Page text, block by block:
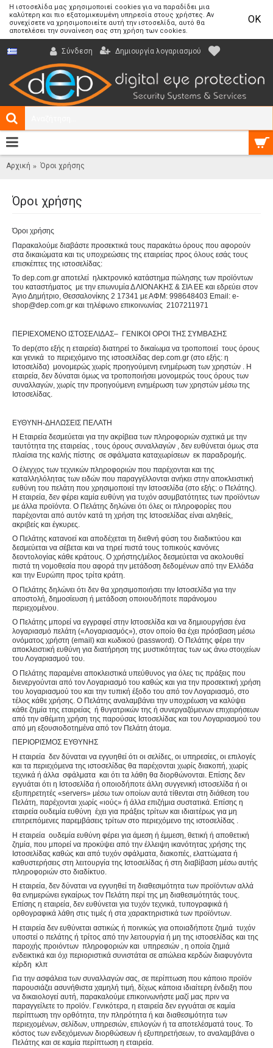
Η ιστοσελίδα μας χρησιμοποιεί cookies για να παραδίδει μια
καλύτερη και πιο εξατομικευμένη υπηρεσία στους χρήστες. Αν
συνεχίσετε να χρησιμοποιείτε αυτή την ιστοσελίδα, αυτό θα
αποτελέσει την συναίνεση σας στη χρήση των cookies.
OK
Σύνδεση Δημιουργία λογαριασμού
Αρχική Όροι χρήσης
Όροι χρήσης
Όροι χρήσης
Παρακαλούμε διαβάστε προσεκτικά τους παρακάτω όρους που αφορούν
στα δικαιώματα και τις υποχρεώσεις της εταιρείας προς όλους εσάς τους
επισκέπτες της ιστοσελίδας:
Το dep.com.gr αποτελεί ηλεκτρονικό κατάστημα πώλησης των προϊόντων
του καταστήματος με την επωνυμία Δ ΛΙΟΝΑΚΗΣ & ΣΙΑ ΕΕ και εδρεύει στον
Άγιο Δημήτριο, Θεσσαλονίκης 2 17341 με ΑΦΜ: 998648403 Email: e-
shop@dep.com.gr και τηλέφωνο επικοινωνίας 2107211971
ΠΕΡΙΕΧΟΜΕΝΟ ΙΣΤΟΣΕΛΙΔΑΣ– ΓΕΝΙΚΟΙ ΟΡΟΙ ΤΗΣ ΣΥΜΒΑΣΗΣ
Το dep(στο εξής η εταιρεία) διατηρεί το δικαίωμα να τροποποιεί τους όρους
και γενικά το περιεχόμενο της ιστοσελίδας dep.com.gr (στο εξής: η
Ιστοσελίδα) μονομερώς χωρίς προηγούμενη ενημέρωση των χρηστών . Η
εταιρεία, δεν δύναται όμως να τροποποιήσει μονομερώς τους όρους των
συναλλαγών, χωρίς την προηγούμενη ενημέρωση των χρηστών μέσω της
Ιστοσελίδας.
ΕΥΘΥΝΗ-ΔΗΛΩΣΕΙΣ ΠΕΛΑΤΗ
Η Εταιρεία δεσμεύεται για την ακρίβεια των πληροφοριών σχετικά με την
ταυτότητα της εταιρείας , τους όρους συναλλαγών , δεν ευθύνεται όμως στα
πλαίσια της καλής πίστης σε σφάλματα καταχωρίσεων εκ παραδρομής.
Ο έλεγχος των τεχνικών πληροφοριών που παρέχονται και της
καταλληλόλητας των ειδών που παραγγέλλονται ανήκει στην αποκλειστική
ευθύνη του πελάτη που χρησιμοποιεί την Ιστοσελίδα (στο εξής: ο Πελάτης).
Η εταιρεία, δεν φέρει καμία ευθύνη για τυχόν ασυμβατότητες των προϊόντων
με άλλα προϊόντα. Ο Πελάτης δηλώνει ότι όλες οι πληροφορίες που
παρέχονται από αυτόν κατά τη χρήση της Ιστοσελίδας είναι αληθείς,
ακριβείς και έγκυρες.
Ο Πελάτης κατανοεί και αποδέχεται τη διεθνή φύση του διαδικτύου και
δεσμεύεται να σέβεται και να τηρεί πιστά τους τοπικούς κανόνες
δεοντολογίας κάθε κράτους. Ο χρήστης/μέλος δεσμεύεται να ακολουθεί
πιστά τη νομοθεσία που αφορά την μετάδοση δεδομένων από την Ελλάδα
και την Ευρώπη προς τρίτα κράτη.
Ο Πελάτης δηλώνει ότι δεν θα χρησιμοποιήσει την Ιστοσελίδα για την
αποστολή, δημοσίευση ή μετάδοση οποιουδήποτε παράνομου
περιεχομένου.
O Πελάτης μπορεί να εγγραφεί στην Ιστοσελίδα και να δημιουργήσει ένα
λογαριασμό πελάτη («Λογαριασμός»), στον οποίο θα έχει πρόσβαση μέσω
ονόματος χρήστη (email) και κωδικού (password). Ο Πελάτης φέρει την
αποκλειστική ευθύνη για διατήρηση της μυστικότητας των ως άνω στοιχείων
του Λογαριασμού του.
Ο Πελάτης παραμένει αποκλειστικά υπεύθυνος για όλες τις πράξεις που
διενεργούνται από τον Λογαριασμό του καθώς και για την προσεκτική χρήση
του λογαριασμού του και την τυπική έξοδο του από τον Λογαριασμό, στο
τέλος κάθε χρήσης. Ο Πελάτης αναλαμβάνει την υποχρέωση να καλύψει
κάθε ζημία της εταιρείας ή θυγατρικών της ή συνεργαζόμενων επιχειρήσεων
από την αθέμιτη χρήση της παρούσας Ιστοσελίδας και του Λογαριασμού του
από μη εξουσιοδοτημένα από τον Πελάτη άτομα.
ΠΕΡΙΟΡΙΣΜΟΣ ΕΥΘΥΝΗΣ
Η εταιρεία δεν δύναται να εγγυηθεί ότι οι σελίδες, οι υπηρεσίες, οι επιλογές
και τα περιεχόμενα της ιστοσελίδας θα παρέχονται χωρίς διακοπή, χωρίς
τεχνικά ή άλλα σφάλματα και ότι τα λάθη θα διορθώνονται. Επίσης δεν
εγγυάται ότι η Ιστοσελίδα ή οποιοδήποτε άλλη συγγενική ιστοσελίδα ή οι
εξυπηρετητές «servers» μέσω των οποίων αυτά τίθενται στη διάθεση του
Πελάτη, παρέχονται χωρίς «ιούς» ή άλλα επιζήμια συστατικά. Επίσης η
εταιρεία ουδεμία ευθύνη έχει για πράξεις τρίτων και ιδιαιτέρως για μη
επιτρεπόμενες παρεμβάσεις τρίτων στο περιεχόμενο της ιστοσελίδας .
Η εταιρεία ουδεμία ευθύνη φέρει για άμεση ή έμμεση, θετική ή αποθετική
ζημία, που μπορεί να προκύψει από την έλλειψη ικανότητας χρήσης της
Ιστοσελίδας καθώς και από τυχόν σφάλματα, διακοπές, ελαττώματα ή
καθυστερήσεις στη λειτουργία της Ιστοσελίδας ή στη διαβίβαση μέσω αυτής
πληροφοριών στο διαδίκτυο.
Η εταιρεία, δεν δύναται να εγγυηθεί τη διαθεσιμότητα των προϊόντων αλλά
θα ενημερώνει εγκαίρως τον Πελάτη περί της μη διαθεσιμότητάς τους.
Επίσης η εταιρεία, δεν ευθύνεται για τυχόν τεχνικά, τυπογραφικά ή
ορθογραφικά λάθη στις τιμές ή στα χαρακτηριστικά των προϊόντων.
Η εταιρεία δεν ευθύνεται αστικώς ή ποινικώς για οποιαδήποτε ζημιά τυχόν
υποστεί ο πελάτης ή τρίτος από την λειτουργία ή μη της ιστοσελίδας και της
παροχής προιόντων πληροφοριών και υπηρεσιών , η οποία ζημιά
ενδεικτικά και όχι περιοριστικά συνιστάται σε απώλεια κερδών διαφυγόντα
κέρδη κλπ
Για την ασφάλεια των συναλλαγών σας, σε περίπτωση που κάποιο προϊόν
παρουσιάζει ασυνήθιστα χαμηλή τιμή, δίχως κάποια ιδιαίτερη ένδειξη που
να δικαιολογεί αυτή, παρακαλούμε επικοινωνήστε μαζί μας πριν να
παραγγείλετε το προϊόν. Γενικότερα, η εταιρεία δεν εγγυάται σε καμία
περίπτωση την ορθότητα, την πληρότητα ή και διαθεσιμότητα των
περιεχομένων, σελίδων, υπηρεσιών, επιλογών ή τα αποτελέσματά τους. Το
κόστος των ενδεχόμενων διορθώσεων ή εξυπηρετήσεων, το αναλαμβάνει ο
Πελάτης και σε καμία περίπτωση η εταιρεία.